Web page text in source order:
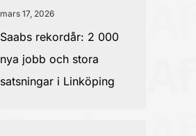
mars 17, 2026
Saabs rekordår: 2 000
nya jobb och stora
satsningar i Linköping